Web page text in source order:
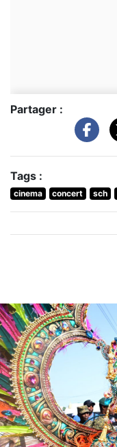
Partager :
Tags :
cinema concert sch